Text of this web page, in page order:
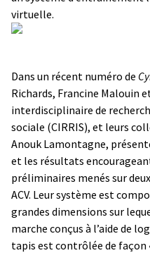
virtuelle.
Dans un récent numéro de
Richards, Francine Malouin
interdisciplinaire de
sociale (CIRRIS), et leurs
Anouk Lamontagne,
et les résultats
préliminaires menés sur
ACV. Leur système est
grandes dimensions sur
marche conçus à l’aide de
tapis est contrôlée de